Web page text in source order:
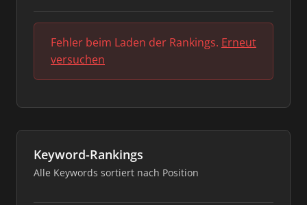
Fehler beim Laden der Rankings. Erneut
versuchen
Keyword-Rankings
Alle Keywords sortiert nach Position